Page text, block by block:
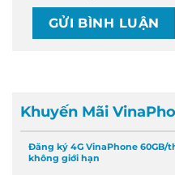
Khuyến Mãi
Đăng ký 4G VinaPhone
không giới hạn